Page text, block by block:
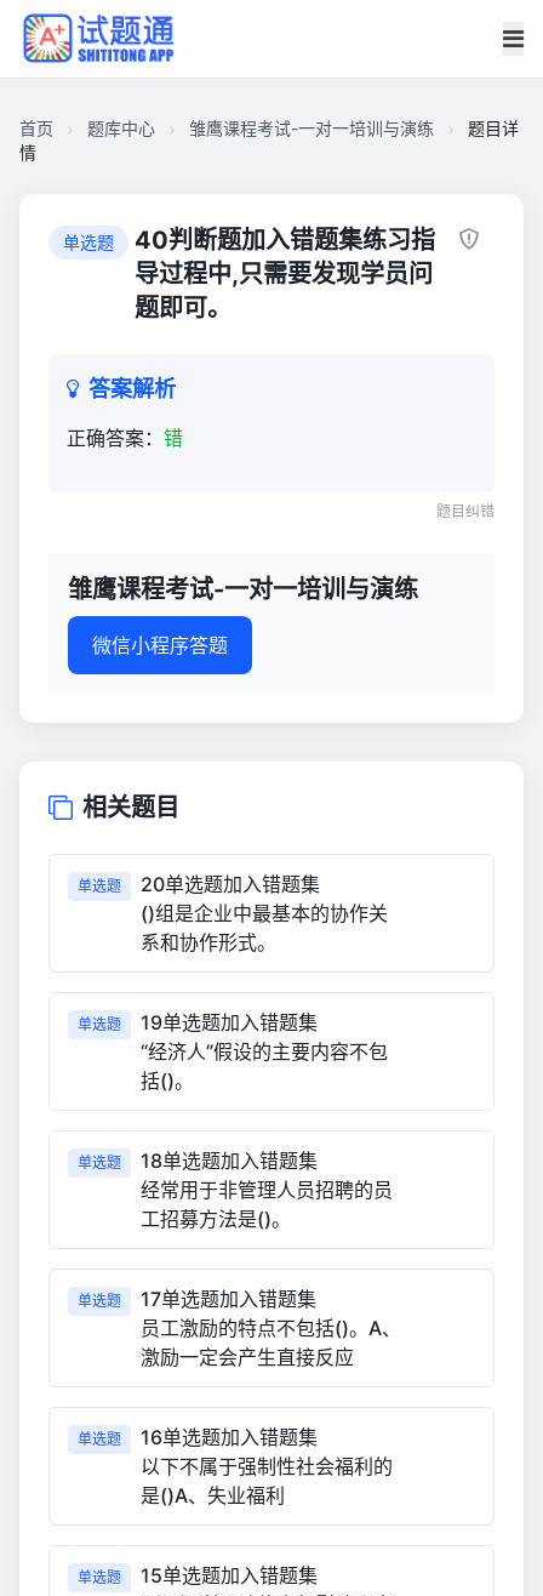
首页 题库中心 雏鹰课程考试-一对一培训与演练
题目详
情
单选题
40判断题加入错题集练习指
导过程中,只需要发现学员问
题即可。
答案解析
正确答案： 错
题目纠错
雏鹰课程考试-一对一培训与演练
微信小程序答题
相关题目
单选题
20单选题加入错题集
()组是企业中最基本的协作关
系和协作形式。
单选题
19单选题加入错题集
“经济人”假设的主要内容不包
括()。
单选题
18单选题加入错题集
经常用于非管理人员招聘的员
工招募方法是()。
单选题
17单选题加入错题集
员工激励的特点不包括()。A、
激励一定会产生直接反应
单选题
16单选题加入错题集
以下不属于强制性社会福利的
是()A、失业福利
单选题
15单选题加入错题集